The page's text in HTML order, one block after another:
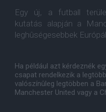
Egy új, a futball
kutatás alapján a
leghûségesebbek
Ha például azt kérdeznék
csapat rendelkezik a
valószínûleg legtöbben a
Manchester United vagy a